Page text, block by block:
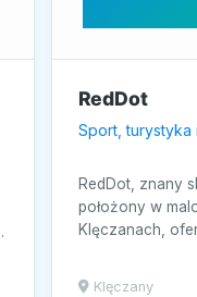
RedDot
Sport, turystyka
RedDot, znany
położony w
Klęczanach,
Klęczany